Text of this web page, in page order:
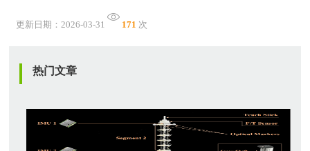
更新日期：2026-03-31 171 次
热门文章